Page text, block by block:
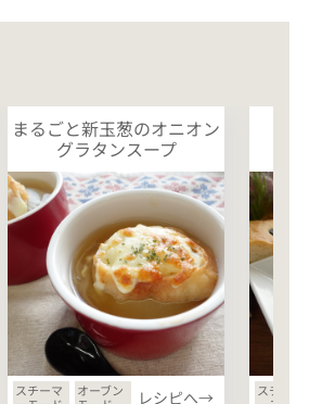
まるごと新玉葱のオニオン
グラタンスープ
スチーマ
オーブン
レシピへ→
スチーマ